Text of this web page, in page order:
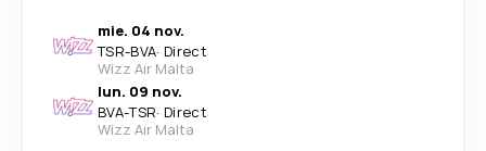
mie. 04 nov.
TSR-BVA· Direct
Wizz Air Malta
lun. 09 nov.
BVA-TSR· Direct
Wizz Air Malta